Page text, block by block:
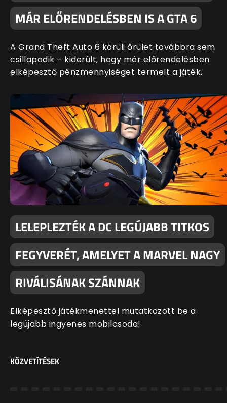
MÁR ELŐRENDELÉSBEN IS A GTA 6
A Grand Theft Auto 6 körüli őrület továbbra sem
csillapodik – kiderült, hogy már előrendelésben
elképesztő pénzmennyiséget termelt a játék.
LELEPLEZTÉK A DC LEGÚJABB TITKOS
FEGYVERÉT, AMELYET A MARVEL NAGY
RIVÁLISÁNAK SZÁNNAK
Elképesztő játékmenettel mutatkozott be a
legújabb ingyenes mobilcsoda!
KÖZVETÍTÉSEK